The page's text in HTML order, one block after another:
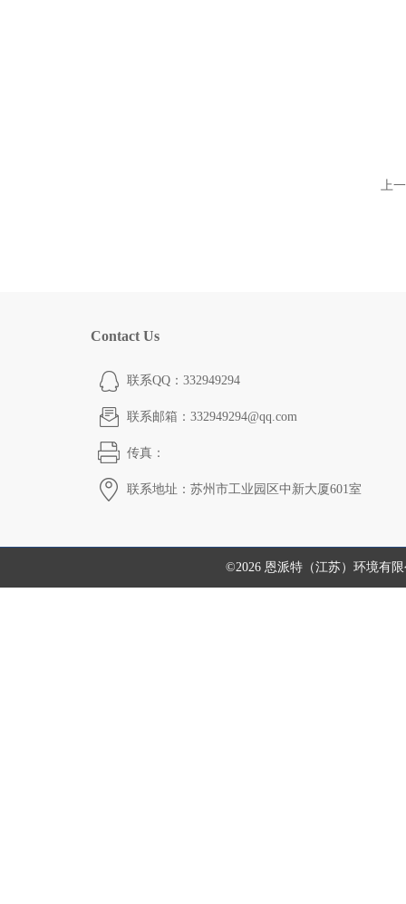
上
Contact Us
联系QQ：332949294
联系邮箱：332949294@qq.com
传真：
联系地址：苏州市工业园区中新大厦601室
©2026 恩派特（江苏）环境有